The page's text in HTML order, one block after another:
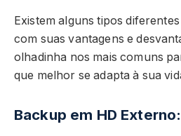
Existem alguns tipos
com suas vantagens e
olhadinha nos mais comuns
que melhor se adapta à sua
Backup em HD Externo: